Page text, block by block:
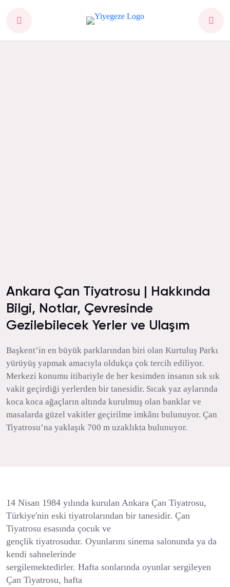
Ankara Çan Tiyatrosu | Hakkında
Bilgi, Notlar, Çevresinde
Gezilebilecek Yerler ve Ulaşım
Başkent’in en büyük parklarından biri olan Kurtuluş Parkı
yürüyüş yapmak amacıyla oldukça çok tercih ediliyor.
Merkezi konumu itibariyle de her kesimden insanın sık sık
vakit geçirdiği yerlerden bir tanesidir. Sıcak yaz aylarında
koca koca ağaçların altında kurulmuş olan banklar ve
masalarda güzel vakitler geçirilme imkânı bulunuyor. Çan
Tiyatrosu’na yaklaşık 700 m uzaklıkta bulunuyor.
14 Nisan 1984 yılında kurulan Ankara Çan Tiyatrosu,
Türkiye'nin eski tiyatrolarından bir tanesidir. Çan
Tiyatrosu esasında çocuk ve
gençlik tiyatrosudur. Oyunlarını sinema salonunda ya da
kendi sahnelerinde
sergilemektedirler. Hafta sonlarında oyunlar sergileyen
Çan Tiyatrosu, hafta